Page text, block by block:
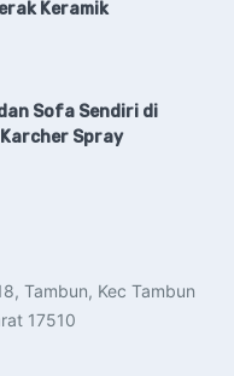
Keramik
Sofa Sendiri di
Spray
Tambun, Kec Tambun
17510​